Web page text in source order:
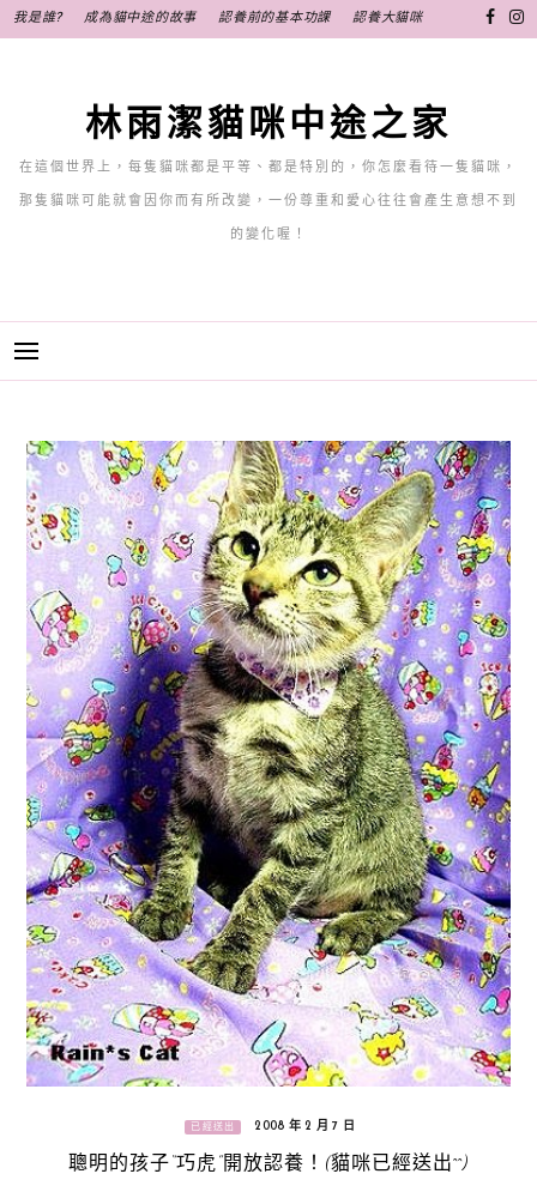
至
我是誰? 成為貓中途的故事 認養前的基本功課 認養大貓咪
林雨潔貓咪中途之家
在這個世界上，每隻貓咪都是平等、都是特別的，你怎麼看待一隻貓咪，
那隻貓咪可能就會因你而有所改變，一份尊重和愛心往往會產生意想不到
的變化喔！
已經送出 2008 年 2 月 7 日
聰明的孩子“巧虎”開放認養！(貓咪已經送出^^)